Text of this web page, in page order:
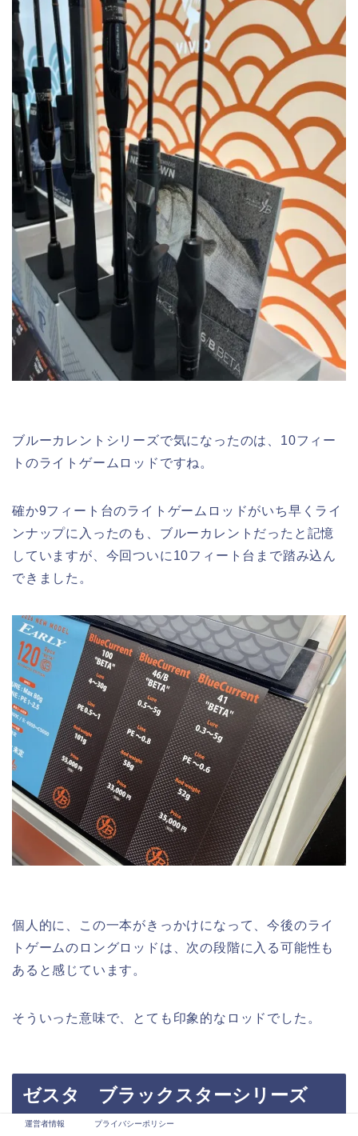
ブルーカレントシリーズで気になったのは、10フィー
トのライトゲームロッドですね。
確か9フィート台のライトゲームロッドがいち早くライ
ンナップに入ったのも、ブルーカレントだったと記憶
していますが、今回ついに10フィート台まで踏み込ん
できました。
個人的に、この一本がきっかけになって、今後のライ
トゲームのロングロッドは、次の段階に入る可能性も
あると感じています。
そういった意味で、とても印象的なロッドでした。
ゼスタ ブラックスターシリーズ
運営者情報 プライバシーポリシー